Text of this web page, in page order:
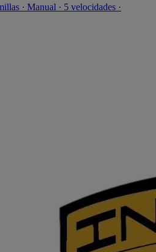
· Manual · 5 velocidades ·